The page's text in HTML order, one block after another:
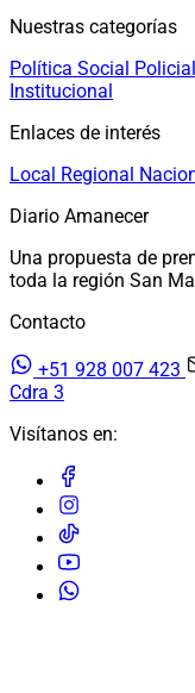
Nuestras categorías
Política Social Policial
Institucional
Enlaces de interés
Local Regional
Diario Amanecer
Una propuesta de
toda la región San
Contacto
+51 928 007 423
Cdra 3
Visítanos en: